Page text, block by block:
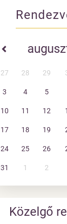
27 28 29
3 4 5
10 11 12
17 18 19
24 25 26
31 1 2
Közelgő